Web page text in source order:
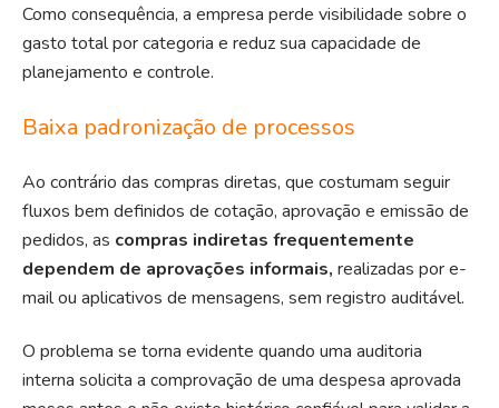
Como consequência, a empresa perde visibilidade sobre o
gasto total por categoria e reduz sua capacidade de
planejamento e controle.
Baixa padronização de processos
Ao contrário das compras diretas, que costumam seguir
fluxos bem definidos de cotação, aprovação e emissão de
pedidos, as compras indiretas frequentemente
dependem de aprovações informais, realizadas por e-
mail ou aplicativos de mensagens, sem registro auditável.
O problema se torna evidente quando uma auditoria
interna solicita a comprovação de uma despesa aprovada